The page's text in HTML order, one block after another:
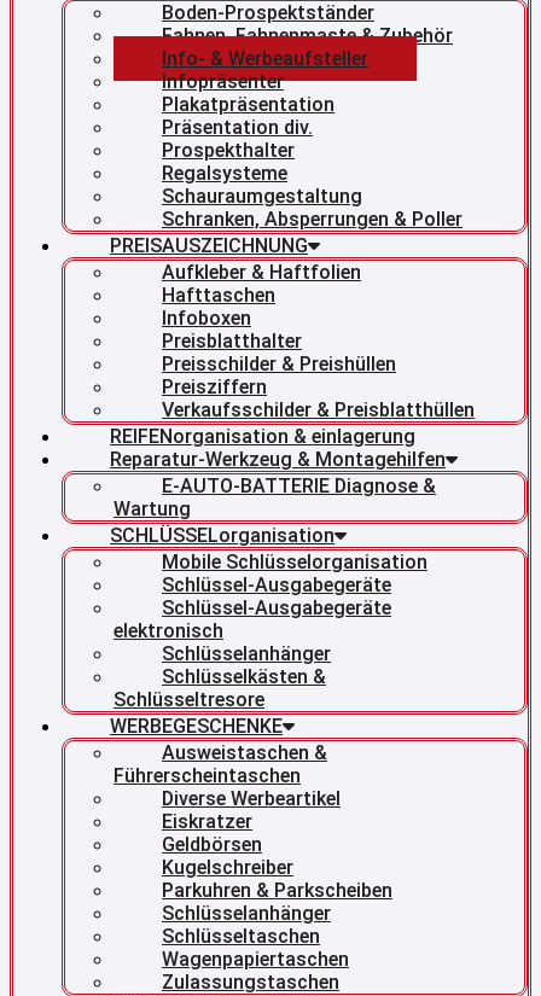
Boden-Prospektständer
Fahnen, Fahnenmaste & Zubehör
Info- & Werbeaufsteller
Infopräsenter
Plakatpräsentation
Präsentation div.
Prospekthalter
Regalsysteme
Schauraumgestaltung
Schranken, Absperrungen & Poller
PREISAUSZEICHNUNG
Aufkleber & Haftfolien
Hafttaschen
Infoboxen
Preisblatthalter
Preisschilder & Preishüllen
Preisziffern
Verkaufsschilder & Preisblatthüllen
REIFENorganisation & einlagerung
Reparatur-Werkzeug & Montagehilfen
E-AUTO-BATTERIE Diagnose &
Wartung
SCHLÜSSELorganisation
Mobile Schlüsselorganisation
Schlüssel-Ausgabegeräte
Schlüssel-Ausgabegeräte
elektronisch
Schlüsselanhänger
Schlüsselkästen &
Schlüsseltresore
WERBEGESCHENKE
Ausweistaschen &
Führerscheintaschen
Diverse Werbeartikel
Eiskratzer
Geldbörsen
Kugelschreiber
Parkuhren & Parkscheiben
Schlüsselanhänger
Schlüsseltaschen
Wagenpapiertaschen
Zulassungstaschen